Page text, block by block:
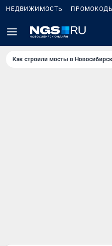
НЕДВИЖИМОСТЬ ПРОМОКОДЫ
Как строили мосты в